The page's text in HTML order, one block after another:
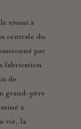
vivant à
centrale du
par
fabrication
de
grand-père
à
vie, la